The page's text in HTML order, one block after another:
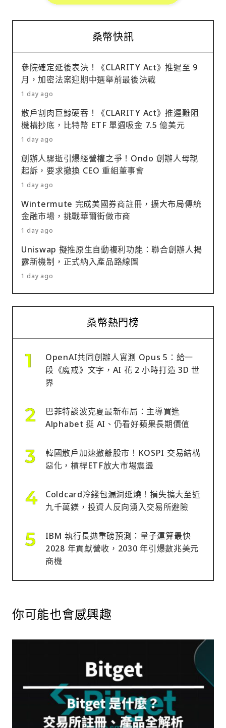
桑幣快訊
參院確定延後表決！《CLARITY Act》推遲至 9
月，加密法案迎期中選舉前最後決戰
1 day ago
散戶割肉巨鯨硬吞！《CLARITY Act》推遲難阻
機構抄底，比特幣 ETF 單週吸金 7.5 億美元
1 day ago
創辦人驟逝引爆經營權之爭！Ondo 創辦人母親
起訴，要求撤換 CEO 重組董事會
1 day ago
Wintermute 完成美國券商註冊，擴大布局傳統
金融市場，挑戰華爾街做市商
1 day ago
Uniswap 擬推原生自動複利功能：聯合創辦人揭
露新機制，正式納入產品路線圖
1 day ago
桑幣熱門榜
OpenAI共同創辦人實測 Opus 5：給一
段《魔戒》文字，AI 花 2 小時打造 3D 世
界
巴菲特談波克夏最新布局：主導買進
Alphabet 挺 AI、仍看好蘋果長期價值
韓國散戶加速撤離股市！KOSPI 交易結構
惡化，槓桿ETF放大市場震盪
Coldcard冷錢包漏洞延燒！損失擴大至近
九千萬鎂，投資人反向湧入交易所避險
IBM 執行長拋重磅預測：量子運算最快
2028 年貢獻營收，2030 年引爆數兆美元
商機
你可能也會感興趣